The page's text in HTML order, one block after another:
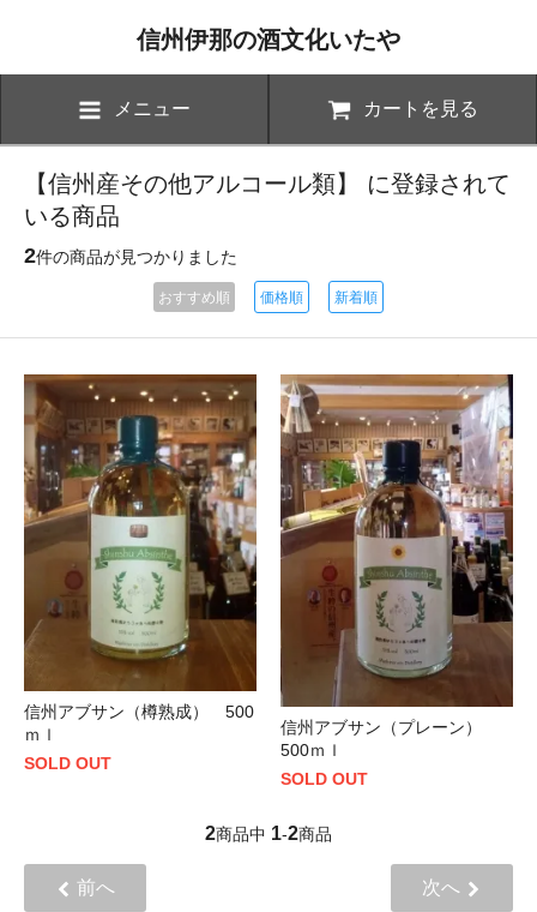
信州伊那の酒文化いたや
メニュー カートを見る
【信州産その他アルコール類】 に登録されて
いる商品
2件の商品が見つかりました
おすすめ順 価格順 新着順
信州アブサン（樽熟成） 500
ｍｌ
SOLD OUT
信州アブサン（プレーン）
500ｍｌ
SOLD OUT
2商品中 1-2商品
前へ 次へ